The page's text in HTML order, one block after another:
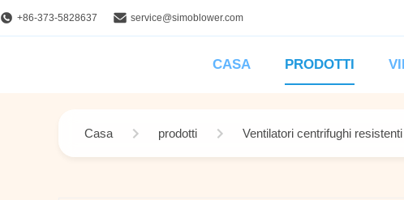
+86-373-5828637 service@simoblower.com
CASA PRODOTTI
Casa prodotti Ventilatori centrifughi resistenti